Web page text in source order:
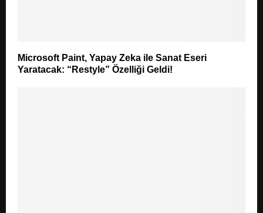
Microsoft Paint, Yapay Zeka ile Sanat Eseri
Yaratacak: “Restyle” Özelliği Geldi!